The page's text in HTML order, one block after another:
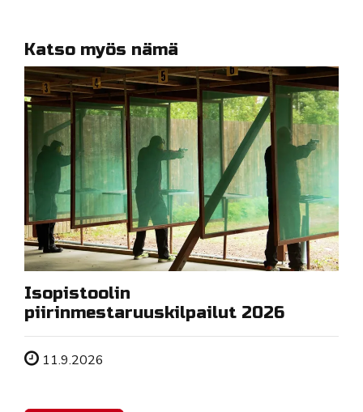
Katso myös nämä
Isopistoolin
piirinmestaruuskilpailut 2026
Tapahtuman ajankohta
11.9.2026